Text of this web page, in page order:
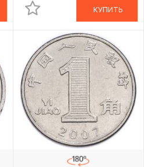
КУПИТЬ